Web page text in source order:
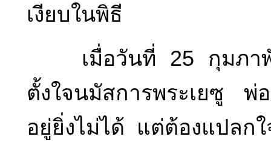
เงียบในพิธี
เมื่อวันที่ 25 กุมภาพั
ตั้งใจนมัสการพระเยซู พ่
อยู่ยิ่งไม่ได้ แต่ต้องแปลก